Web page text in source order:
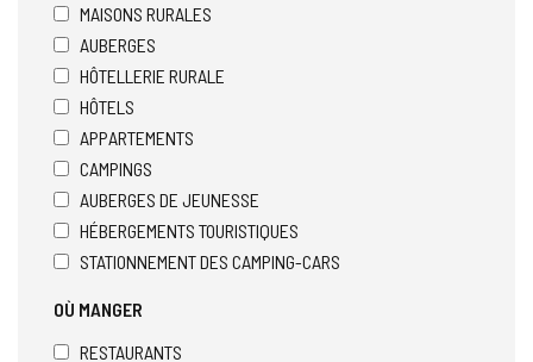
MAISONS RURALES
AUBERGES
HÔTELLERIE RURALE
HÔTELS
APPARTEMENTS
CAMPINGS
AUBERGES DE JEUNESSE
HÉBERGEMENTS TOURISTIQUES
STATIONNEMENT DES CAMPING-CARS
OÙ MANGER
RESTAURANTS